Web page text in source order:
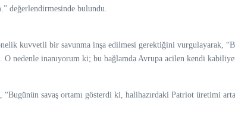
değerlendirmesinde bulundu.
kuvvetli bir savunma inşa edilmesi gerektiğini vurgulayarak,
O nedenle inanıyorum ki; bu bağlamda Avrupa acilen kendi
savaş ortamı gösterdi ki, halihazırdaki Patriot üretimi